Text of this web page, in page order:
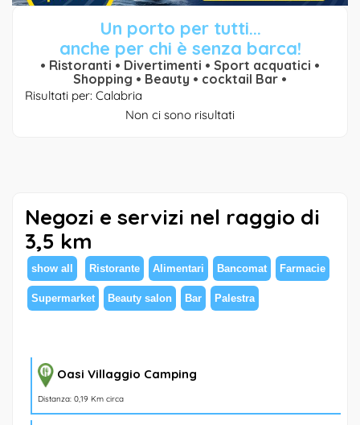
Un porto per tutti...
anche per chi è senza barca!
• Ristoranti • Divertimenti • Sport acquatici •
Shopping • Beauty • cocktail Bar •
Risultati per: Calabria
Non ci sono risultati
Negozi e servizi nel raggio di
3,5 km
show all Ristorante Alimentari Bancomat Farmacie
Supermarket Beauty salon Bar Palestra
Oasi Villaggio Camping
Distanza: 0,19 Km circa